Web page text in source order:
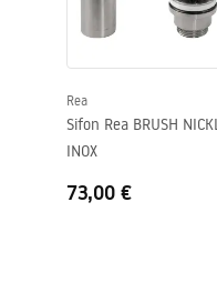
Oblik
Otvor za slavinu
Preljevna rupa
Rea
Sifon Rea BRUSH
INOX
73,00 €